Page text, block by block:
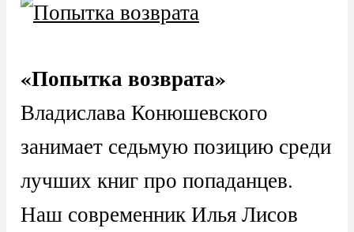
«Попытка возврата»
Владислава Конюшевского
занимает седьмую позицию среди
лучших книг про попаданцев.
Наш современник Илья Лисов